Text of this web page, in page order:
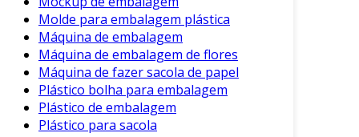
Molde para embalagem plástica
Máquina de embalagem
Máquina de embalagem de flores
Máquina de fazer sacola de papel
Plástico bolha para embalagem
Plástico de embalagem
Plástico para sacola